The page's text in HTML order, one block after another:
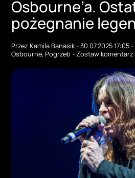
Osbourne’a.
pożegnanie
PrzezKamila Banasik-30.07.2025 17:05-
Osbourne,Pogrzeb -Zostaw komentarz